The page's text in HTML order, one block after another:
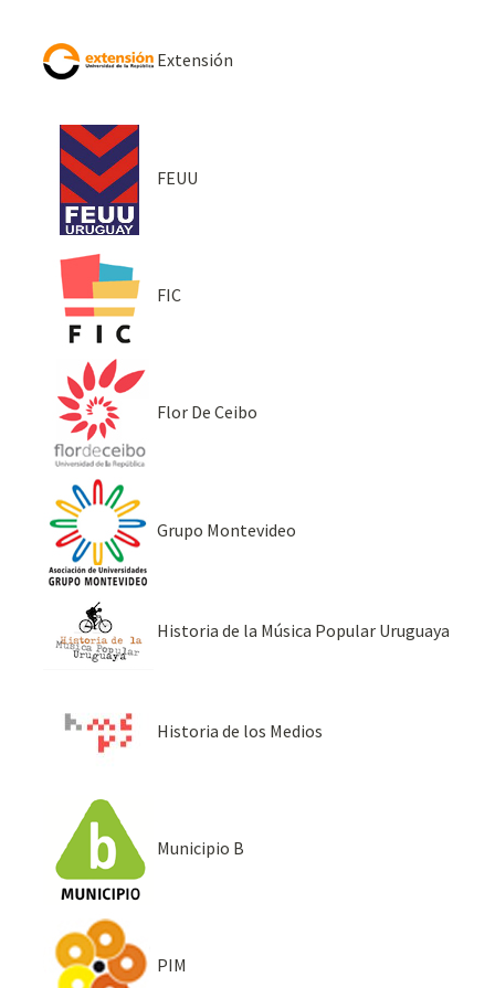
Extensión
FEUU
FIC
Flor De Ceibo
Grupo Montevideo
Historia de la Música Popular Uruguaya
Historia de los Medios
Municipio B
PIM